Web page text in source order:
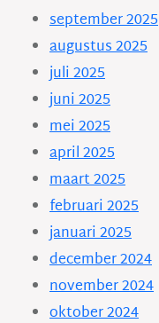
september 2025
augustus 2025
juli 2025
juni 2025
mei 2025
april 2025
maart 2025
februari 2025
januari 2025
december 2024
november 2024
oktober 2024